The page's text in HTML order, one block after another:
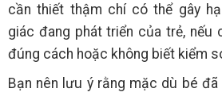
cần thiết thậm chí có thể gây
giác đang phát triển của trẻ, nếu
đúng cách hoặc không biết kiểm
Bạn nên lưu ý rằng mặc dù bé